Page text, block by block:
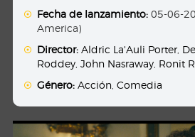
Fecha de lanzamiento: 05-06-
America)
Director: Aldric La'Auli Porter
Roddey ,John Nasraway Ronit
Género: Acción ,Comedia